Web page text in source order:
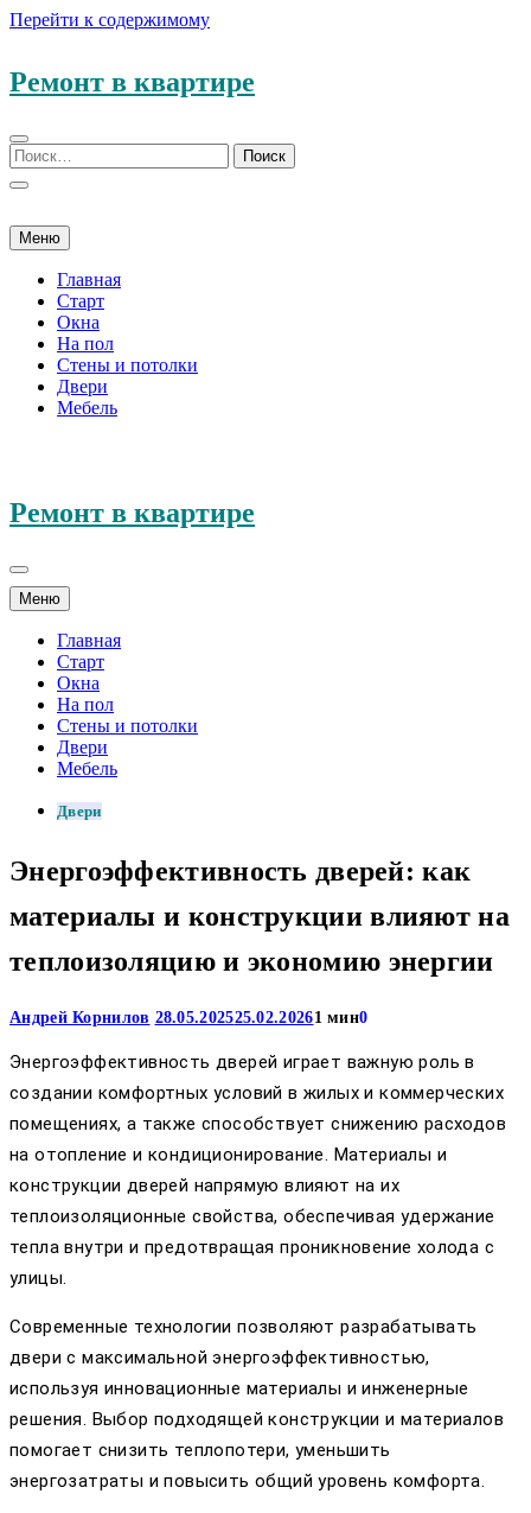
Перейти к содержимому
Ремонт в квартире
Меню
Главная
Старт
Окна
На пол
Стены и потолки
Двери
Мебель
Ремонт в квартире
Меню
Главная
Старт
Окна
На пол
Стены и потолки
Двери
Мебель
Двери
Энергоэффективность дверей: как
материалы и конструкции влияют на
теплоизоляцию и экономию энергии
Андрей Корнилов 28.05.202525.02.20261 мин0
Энергоэффективность дверей играет важную роль в
создании комфортных условий в жилых и коммерческих
помещениях, а также способствует снижению расходов
на отопление и кондиционирование. Материалы и
конструкции дверей напрямую влияют на их
теплоизоляционные свойства, обеспечивая удержание
тепла внутри и предотвращая проникновение холода с
улицы.
Современные технологии позволяют разрабатывать
двери с максимальной энергоэффективностью,
используя инновационные материалы и инженерные
решения. Выбор подходящей конструкции и материалов
помогает снизить теплопотери, уменьшить
энергозатраты и повысить общий уровень комфорта.